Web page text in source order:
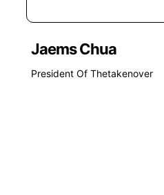
Jaems Chua
President Of Thetakenover